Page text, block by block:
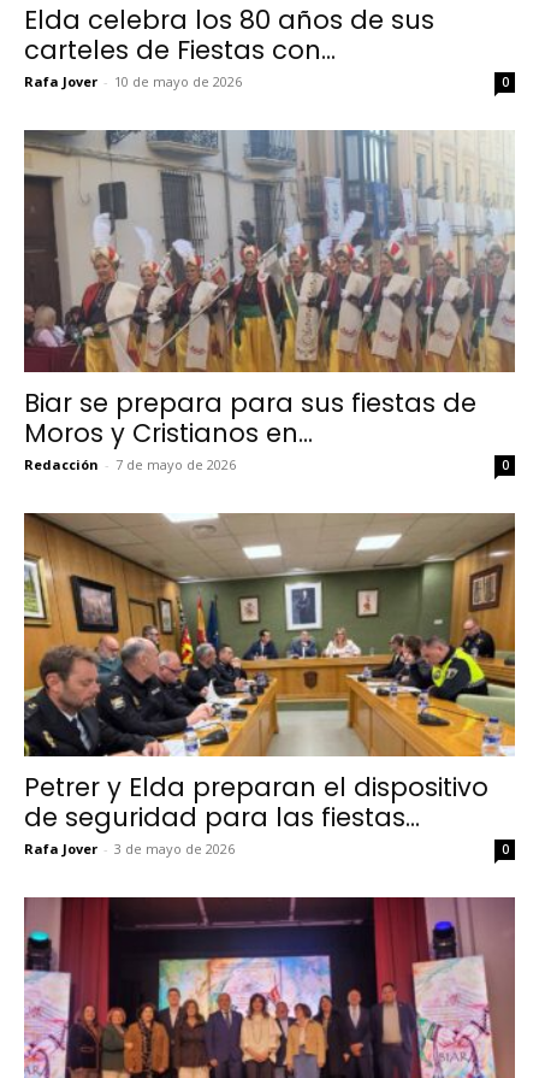
Elda celebra los 80 años de sus
carteles de Fiestas con...
Rafa Jover - 10 de mayo de 2026 0
Biar se prepara para sus fiestas de
Moros y Cristianos en...
Redacción - 7 de mayo de 2026 0
Petrer y Elda preparan el dispositivo
de seguridad para las fiestas...
Rafa Jover - 3 de mayo de 2026 0